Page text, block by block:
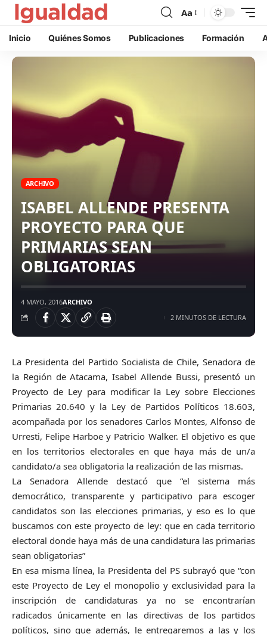
Aa
Inicio Quiénes Somos Publicaciones Formación
ARCHIVO
ISABEL ALLENDE PRESENTA
PROYECTO PARA QUE
PRIMARIAS SEAN
OBLIGATORIAS
4 MAYO, 2016ARCHIVO
2 MINUTOS DE LECTURA
La Presidenta del Partido Socialista de Chile, Senadora de
la Región de Atacama, Isabel Allende Bussi, presentó un
Proyecto de Ley para modificar la Ley sobre Elecciones
Primarias 20.640 y la Ley de Partidos Políticos 18.603,
acompañada por los senadores Carlos Montes, Alfonso de
Urresti, Felipe Harboe y Patricio Walker. El objetivo es que
en los territorios electorales en que haya más de un/a
candidato/a sea obligatoria la realización de las mismas.
La Senadora Allende destacó que “el sistema más
democrático, transparente y participativo para escoger
candidatos son las elecciones primarias, y eso es lo que
buscamos con este proyecto de ley: que en cada territorio
electoral donde haya más de una candidatura las primarias
sean obligatorias”
En esa misma línea, la Presidenta del PS subrayó que “con
este Proyecto de Ley el monopolio y exclusividad para la
inscripción de candidaturas ya no se encontrarían
radicados únicamente en las directivas de los partidos
políticos, sino que además, le entregaremos a las y los